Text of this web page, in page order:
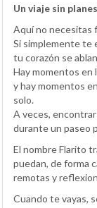
Un viaje sin
Aquí no necesitas
Si simplemente te
tu corazón se
Hay momentos en
y hay momentos
solo.
A veces,
durante un paseo
El nombre Flarito
puedan, de forma
remotas y
Cuando te vayas,